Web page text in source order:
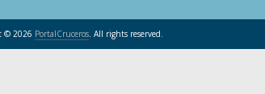
© 2026 PortalCruceros. All rights reserved.